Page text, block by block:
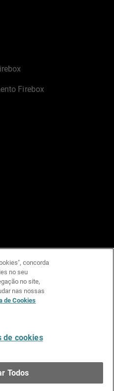
Firebox
concorda
no seu
no site,
nas nossas
de Cookies
de cookies
Todos